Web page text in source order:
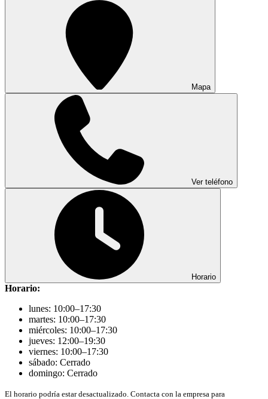
Mapa
Ver teléfono
Horario
Horario:
lunes: 10:00–17:30
martes: 10:00–17:30
miércoles: 10:00–17:30
jueves: 12:00–19:30
viernes: 10:00–17:30
sábado: Cerrado
domingo: Cerrado
El horario podría estar desactualizado. Contacta con la empresa para